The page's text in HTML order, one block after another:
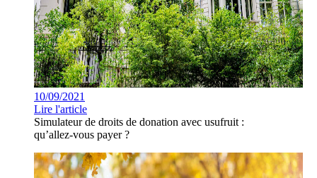
10/09/2021
Lire l'article
Simulateur de droits de donation avec usufruit :
qu’allez-vous payer ?